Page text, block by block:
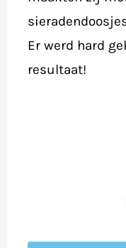
​Er werd hard
resultaat!